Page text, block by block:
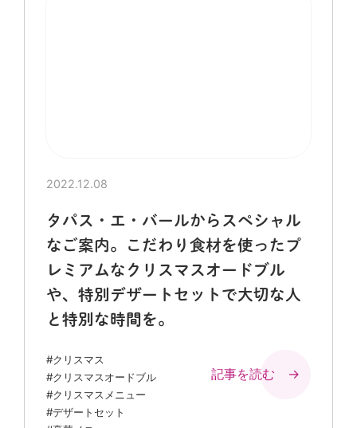
2022.12.08
タパス・エ・バールからスペシャル
なご案内。こだわり食材を使ったプ
レミアムなクリスマスオードブル
や、特別デザートセットで大切な人
と特別な時間を。
#クリスマス
#クリスマスオードブル
#クリスマスメニュー
#デザートセット
記事を読む →